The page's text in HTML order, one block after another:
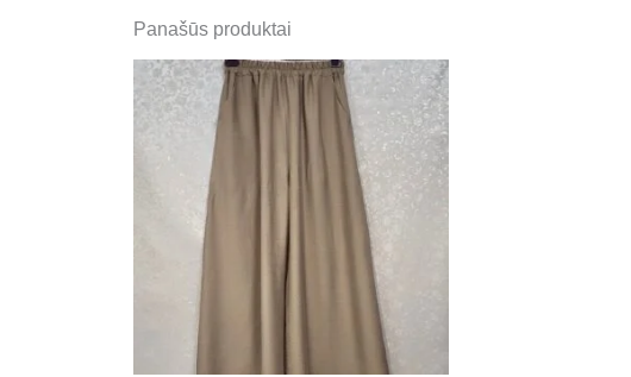
Panašūs produktai